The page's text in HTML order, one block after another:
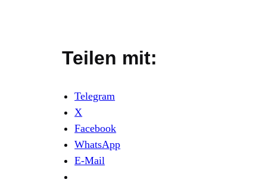
Teilen mit:
Telegram
X
Facebook
WhatsApp
E-Mail